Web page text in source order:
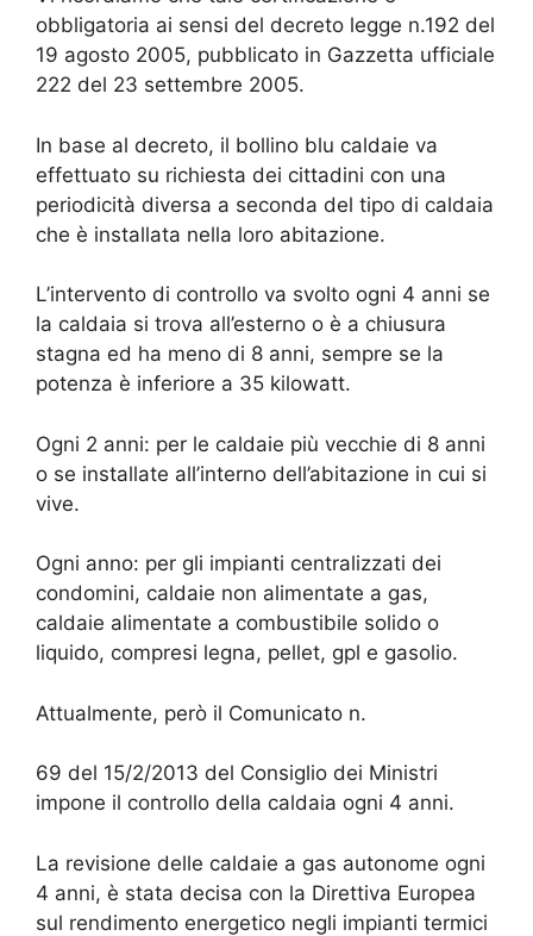
obbligatoria ai sensi del decreto legge n.192 del
19 agosto 2005, pubblicato in Gazzetta ufficiale
222 del 23 settembre 2005.
In base al decreto, il bollino blu caldaie va
effettuato su richiesta dei cittadini con una
periodicità diversa a seconda del tipo di caldaia
che è installata nella loro abitazione.
L’intervento di controllo va svolto ogni 4 anni se
la caldaia si trova all’esterno o è a chiusura
stagna ed ha meno di 8 anni, sempre se la
potenza è inferiore a 35 kilowatt.
Ogni 2 anni: per le caldaie più vecchie di 8 anni
o se installate all’interno dell’abitazione in cui si
vive.
Ogni anno: per gli impianti centralizzati dei
condomini, caldaie non alimentate a gas,
caldaie alimentate a combustibile solido o
liquido, compresi legna, pellet, gpl e gasolio.
Attualmente, però il Comunicato n.
69 del 15/2/2013 del Consiglio dei Ministri
impone il controllo della caldaia ogni 4 anni.
La revisione delle caldaie a gas autonome ogni
4 anni, è stata decisa con la Direttiva Europea
sul rendimento energetico negli impianti termici